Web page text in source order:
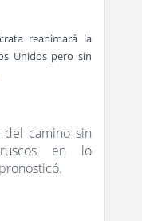
reanimará la
Unidos pero sin
camino sin
en lo